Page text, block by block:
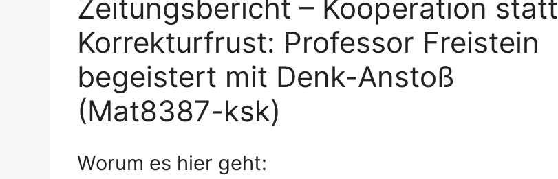
Zeitungsbericht – Kooperation statt
Korrekturfrust: Professor Freistein
begeistert mit Denk-Anstoß
(Mat8387-ksk)
Worum es hier geht: